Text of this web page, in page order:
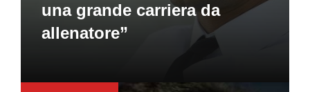
una grande carriera da
allenatore”